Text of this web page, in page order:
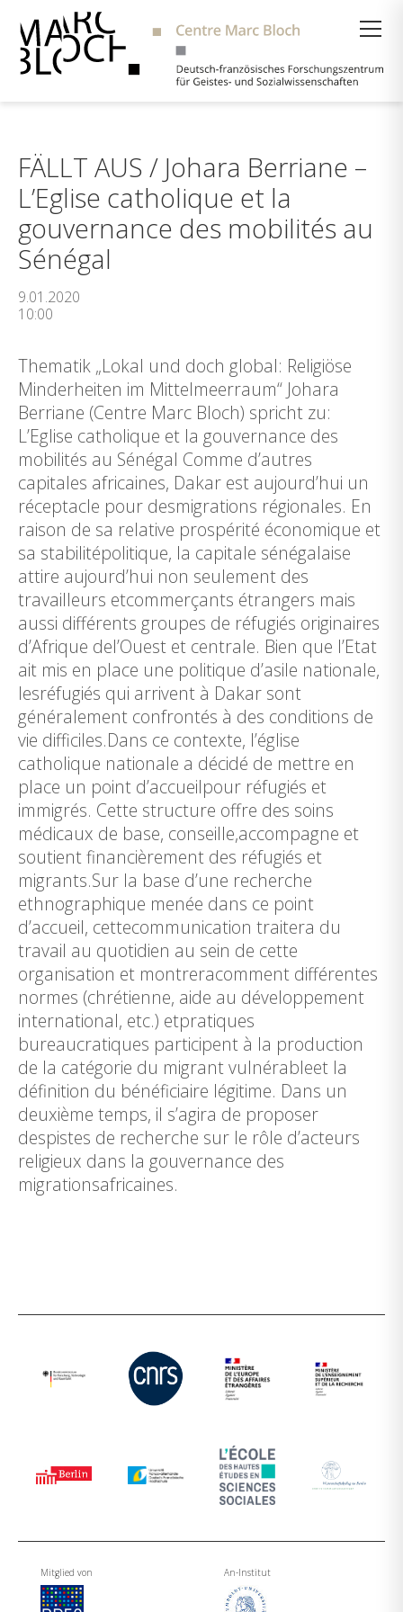
FÄLLT AUS / Johara Berriane –
L’Eglise catholique et la
gouvernance des mobilités au
Sénégal
9.01.2020
10:00
Thematik „Lokal und doch global: Religiöse
Minderheiten im Mittelmeerraum“ Johara
Berriane (Centre Marc Bloch) spricht zu:
L’Eglise catholique et la gouvernance des
mobilités au Sénégal Comme d’autres
capitales africaines, Dakar est aujourd’hui un
réceptacle pour desmigrations régionales. En
raison de sa relative prospérité économique et
sa stabilitépolitique, la capitale sénégalaise
attire aujourd’hui non seulement des
travailleurs etcommerçants étrangers mais
aussi différents groupes de réfugiés originaires
d’Afrique del’Ouest et centrale. Bien que l’Etat
ait mis en place une politique d’asile nationale,
lesréfugiés qui arrivent à Dakar sont
généralement confrontés à des conditions de
vie difficiles.Dans ce contexte, l’église
catholique nationale a décidé de mettre en
place un point d’accueilpour réfugiés et
immigrés. Cette structure offre des soins
médicaux de base, conseille,accompagne et
soutient financièrement des réfugiés et
migrants.Sur la base d’une recherche
ethnographique menée dans ce point
d’accueil, cettecommunication traitera du
travail au quotidien au sein de cette
organisation et montreracomment différentes
normes (chrétienne, aide au développement
international, etc.) etpratiques
bureaucratiques participent à la production
de la catégorie du migrant vulnérableet la
définition du bénéficiaire légitime. Dans un
deuxième temps, il s’agira de proposer
despistes de recherche sur le rôle d’acteurs
religieux dans la gouvernance des
migrationsafricaines.
Mitglied von An-Institut